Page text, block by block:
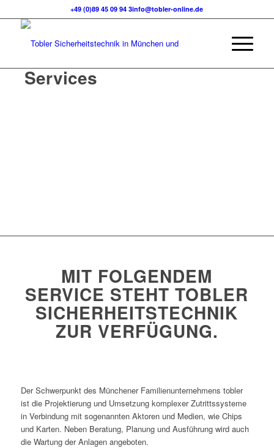
+49 (0)89 45 09 94 3info@tobler-online.de
Services
MIT FOLGENDEM
SERVICE STEHT TOBLER
SICHERHEITSTECHNIK
ZUR VERFÜGUNG.
Der Schwerpunkt des Münchener Familienunternehmens tobler
ist die Projektierung und Umsetzung komplexer Zutrittssysteme
in Verbindung mit sogenannten Aktoren und Medien, wie Chips
und Karten. Neben Beratung, Planung und Ausführung wird auch
die Wartung der Anlagen angeboten.